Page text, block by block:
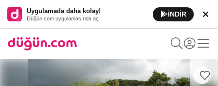
Uygulamada daha kolay!
Düğün.com uygulamasında aç
İNDİR